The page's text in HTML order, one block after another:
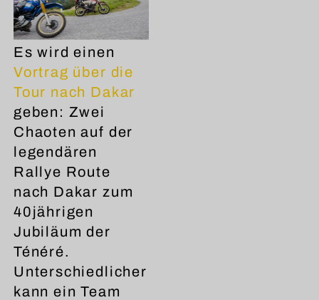
Es wird einen
Vortrag über die
Tour nach Dakar
geben: Zwei
Chaoten auf der
legendären
Rallye Route
nach Dakar zum
40jährigen
Jubiläum der
Ténéré.
Unterschiedlicher
kann ein Team